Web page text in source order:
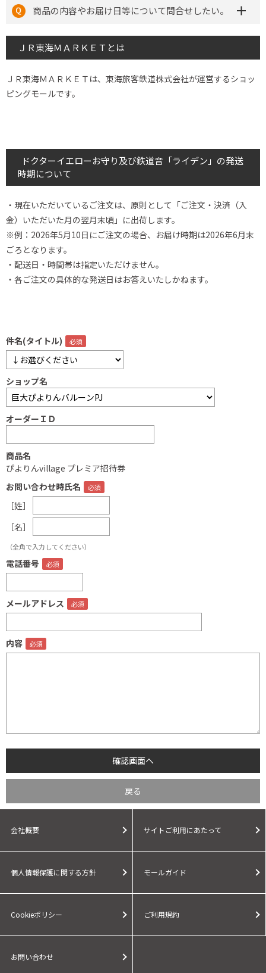
商品の内容やお届け日等について問合せしたい。
ＪＲ東海ＭＡＲＫＥＴとは
ＪＲ東海ＭＡＲＫＥＴは、東海旅客鉄道株式会社が運営するショッ
ピングモールです。
ドクターイエローお守り及び鉄道音「ライデン」の発送
時期について
・現在いただいているご注文は、原則として「ご注文・決済（入
金）いただいた月の翌月末頃」に出荷します。
※例：2026年5月10日にご注文の場合、お届け時期は2026年6月末
ごろとなります。
・配送日・時間帯は指定いただけません。
・各ご注文の具体的な発送日はお答えいたしかねます。
件名(タイトル)
ショップ名
オーダーＩＤ
商品名
ぴよりんvillage プレミア招待券
お問い合わせ時氏名
［姓］
［名］
（全角で入力してください）
電話番号
メールアドレス
内容
会社概要 サイトご利用にあたって
個人情報保護に関する方針 モールガイド
Cookieポリシー ご利用規約
お問い合わせ